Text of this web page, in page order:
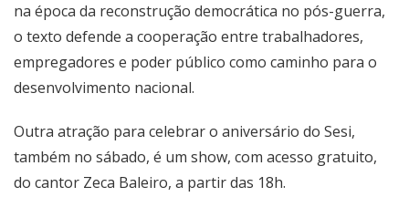
na época da reconstrução democrática no pós-guerra,
o texto defende a cooperação entre trabalhadores,
empregadores e poder público como caminho para o
desenvolvimento nacional.
Outra atração para celebrar o aniversário do Sesi,
também no sábado, é um show, com acesso gratuito,
do cantor Zeca Baleiro, a partir das 18h.